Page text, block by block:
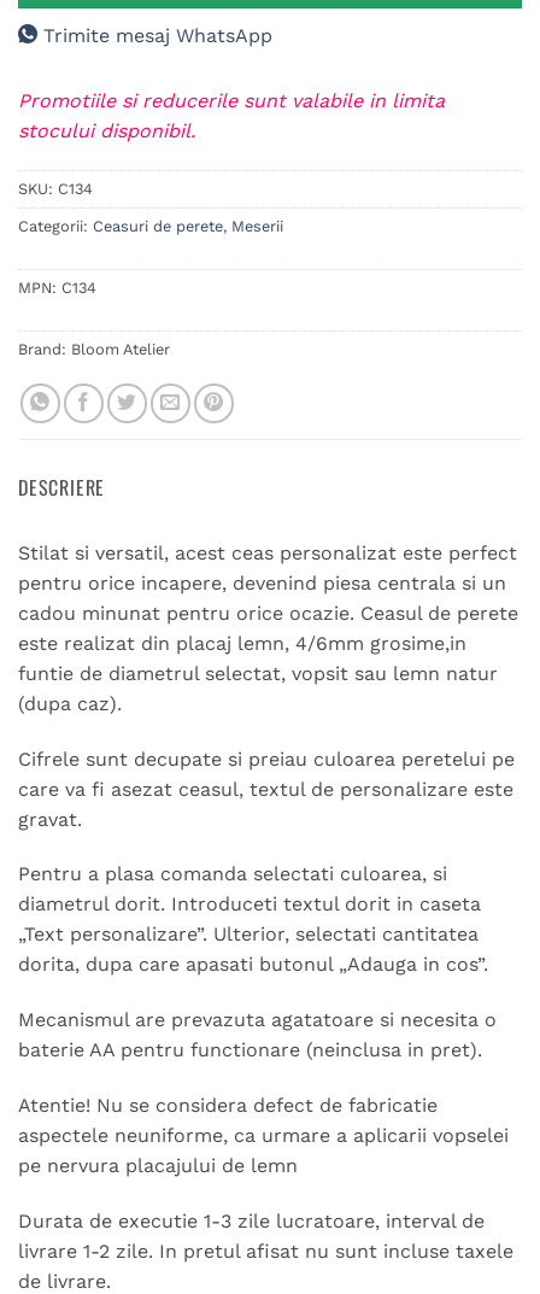
Trimite mesaj WhatsApp
Promotiile si reducerile sunt valabile in limita
stocului disponibil.
SKU: C134
Categorii: Ceasuri de perete, Meserii
MPN: C134
Brand: Bloom Atelier
DESCRIERE
Stilat si versatil, acest ceas personalizat este perfect
pentru orice incapere, devenind piesa centrala si un
cadou minunat pentru orice ocazie. Ceasul de perete
este realizat din placaj lemn, 4/6mm grosime,in
funtie de diametrul selectat, vopsit sau lemn natur
(dupa caz).
Cifrele sunt decupate si preiau culoarea peretelui pe
care va fi asezat ceasul, textul de personalizare este
gravat.
Pentru a plasa comanda selectati culoarea, si
diametrul dorit. Introduceti textul dorit in caseta
„Text personalizare”. Ulterior, selectati cantitatea
dorita, dupa care apasati butonul „Adauga in cos”.
Mecanismul are prevazuta agatatoare si necesita o
baterie AA pentru functionare (neinclusa in pret).
Atentie! Nu se considera defect de fabricatie
aspectele neuniforme, ca urmare a aplicarii vopselei
pe nervura placajului de lemn
Durata de executie 1-3 zile lucratoare, interval de
livrare 1-2 zile. In pretul afisat nu sunt incluse taxele
de livrare.